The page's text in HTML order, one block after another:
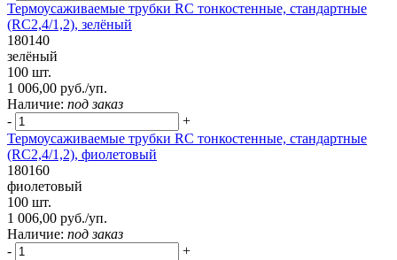
Термоусаживаемые трубки RC тонкостенные, стандартные
(RC2,4/1,2), зелёный
180140
зелёный
100 шт.
1 006,00 руб./уп.
Наличие: под заказ
-
+
Термоусаживаемые трубки RC тонкостенные, стандартные
(RC2,4/1,2), фиолетовый
180160
фиолетовый
100 шт.
1 006,00 руб./уп.
Наличие: под заказ
-
+